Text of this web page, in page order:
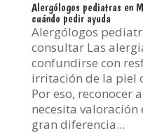
Alergólogos pediatras en
cuándo pedir ayuda
Alergólogos
consultar Las
confundirse con
irritación de la piel
Por eso, reconocer
necesita
gran diferencia...